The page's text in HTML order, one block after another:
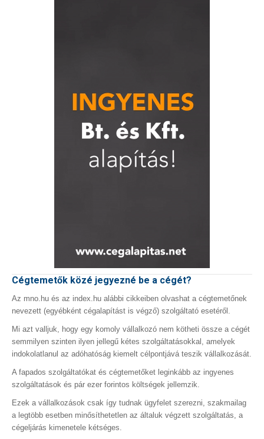
Cégtemetők közé jegyezné be a cégét?
Az mno.hu és az index.hu alábbi cikkeiben olvashat a cégtemetőnek
nevezett (egyébként cégalapítást is végző) szolgáltató esetéről.
Mi azt valljuk, hogy egy komoly vállalkozó nem kötheti össze a cégét
semmilyen szinten ilyen jellegű kétes szolgáltatásokkal, amelyek
indokolatlanul az adóhatóság kiemelt célpontjává teszik vállalkozását.
A fapados szolgáltatókat és cégtemetőket leginkább az ingyenes
szolgáltatások és pár ezer forintos költségek jellemzik.
Ezek a vállalkozások csak így tudnak ügyfelet szerezni, szakmailag
a legtöbb esetben minősíthetetlen az általuk végzett szolgáltatás, a
cégeljárás kimenetele kétséges.